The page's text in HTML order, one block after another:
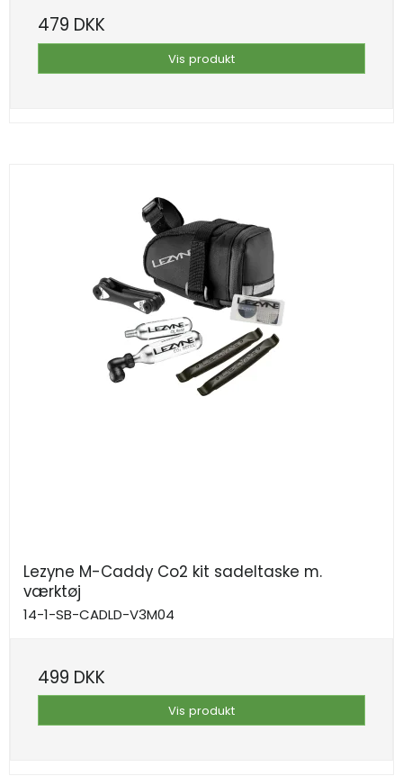
479 DKK
Vis produkt
Lezyne M-Caddy Co2 kit sadeltaske m.
værktøj
14-1-SB-CADLD-V3M04
499 DKK
Vis produkt